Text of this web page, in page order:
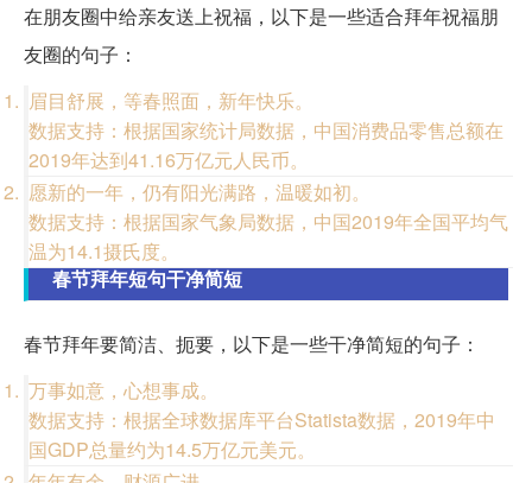
在朋友圈中给亲友送上祝福，以下是一些适合拜年祝福朋
友圈的句子：
眉目舒展，等春照面，新年快乐。
数据支持：根据国家统计局数据，中国消费品零售总额在
2019年达到41.16万亿元人民币。
愿新的一年，仍有阳光满路，温暖如初。
数据支持：根据国家气象局数据，中国2019年全国平均气
温为14.1摄氏度。
春节拜年短句干净简短
春节拜年要简洁、扼要，以下是一些干净简短的句子：
万事如意，心想事成。
数据支持：根据全球数据库平台Statista数据，2019年中
国GDP总量约为14.5万亿元美元。